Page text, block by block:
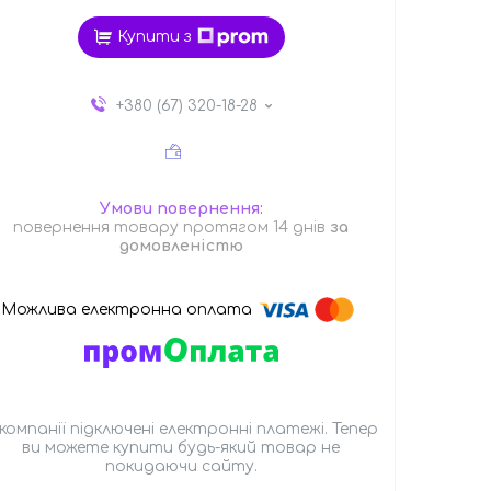
Купити з
+380 (67) 320-18-28
повернення товару протягом 14 днів за
домовленістю
підключені електронні платежі. Тепер
ви можете купити будь-який товар не
покидаючи сайту.